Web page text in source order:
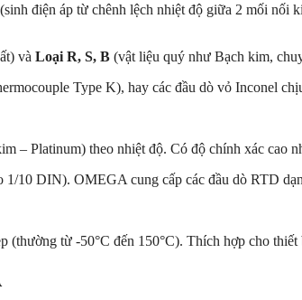
điện áp từ chênh lệch nhiệt độ giữa 2 mối
và Loại R, S, B (vật liệu quý như Bạch kim,
Type K), hay các đầu dò vỏ Inconel
– Platinum) theo nhiệt độ. Có độ chính xác cao
1/10 DIN). OMEGA cung cấp các đầu dò RTD
từ -50°C đến 150°C). Thích hợp cho thiết